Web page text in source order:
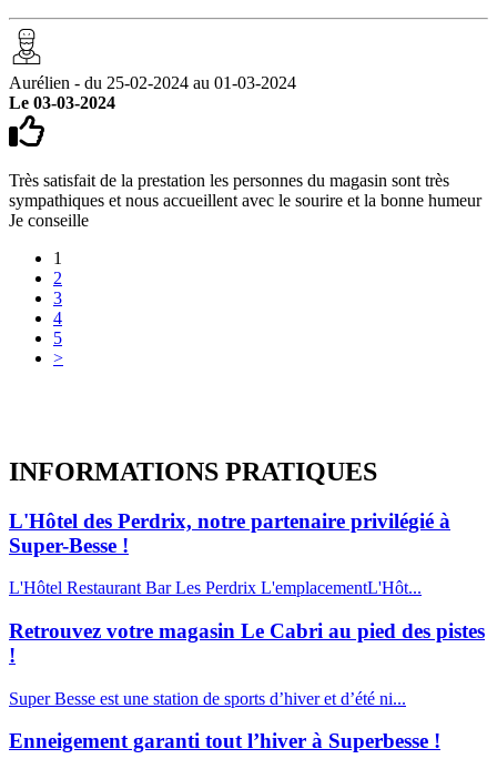
Aurélien - du 25-02-2024 au 01-03-2024
Le 03-03-2024
Très satisfait de la prestation les personnes du magasin sont très
sympathiques et nous accueillent avec le sourire et la bonne humeur
Je conseille
1
2
3
4
5
>
INFORMATIONS PRATIQUES
L'Hôtel des Perdrix, notre partenaire privilégié à
Super-Besse !
L'Hôtel Restaurant Bar Les Perdrix L'emplacementL'Hôt...
Retrouvez votre magasin Le Cabri au pied des pistes
!
Super Besse est une station de sports d’hiver et d’été ni...
Enneigement garanti tout l’hiver à Superbesse !